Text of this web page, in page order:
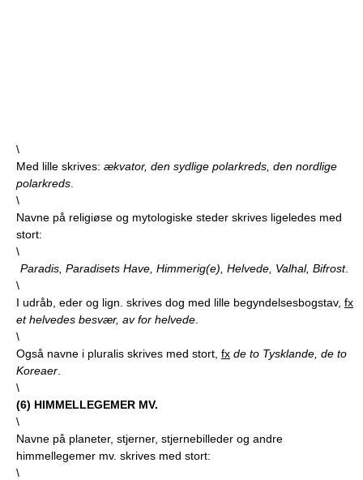
\
Med lille skrives: ækvator, den sydlige polarkreds, den nordlige
polarkreds
\
Navne på religiøse og mytologiske steder skrives ligeledes med
stort:
\
Paradis, Paradisets Have, Himmerig(e), Helvede, Valhal, Bifrost.
\
I udråb, eder og lign. skrives dog med lille begyndelsesbogstav, fx
et helvedes besvær, av for helvede
\
Også navne i pluralis skrives med stort, fx de to Tysklande, de to
Koreaer
\
(6) HIMMELLEGEMER MV.
\
Navne på planeter, stjerner, stjernebilleder og andre
himmellegemer mv. skrives med stort:
\